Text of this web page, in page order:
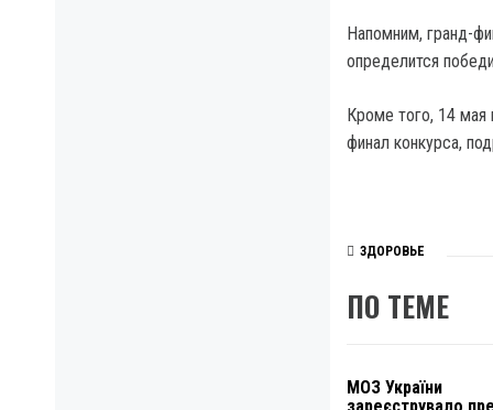
Напомним, гранд-
определится
Кроме того, 14 мая
финал конкурса,
ЗДОРОВЬЕ
ПО ТЕМЕ
МОЗ України